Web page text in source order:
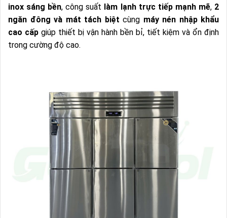
inox sáng bền, công suất làm lạnh trực tiếp mạnh mẽ, 2
ngăn đông và mát tách biệt cùng máy nén nhập khẩu
cao cấp giúp thiết bị vận hành bền bỉ, tiết kiệm và ổn định
trong cường độ cao.